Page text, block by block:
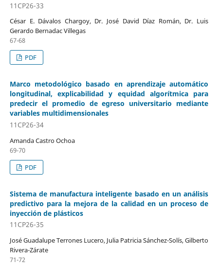
11CP26-33
César E. Dávalos Chargoy, Dr. José David Díaz Román, Dr. Luis
Gerardo Bernadac Villegas
67-68
PDF
Marco metodológico basado en aprendizaje automático
longitudinal, explicabilidad y equidad algorítmica para
predecir el promedio de egreso universitario mediante
variables multidimensionales
11CP26-34
Amanda Castro Ochoa
69-70
PDF
Sistema de manufactura inteligente basado en un análisis
predictivo para la mejora de la calidad en un proceso de
inyección de plásticos
11CP26-35
José Guadalupe Terrones Lucero, Julia Patricia Sánchez-Solís, Gilberto
Rivera-Zárate
71-72